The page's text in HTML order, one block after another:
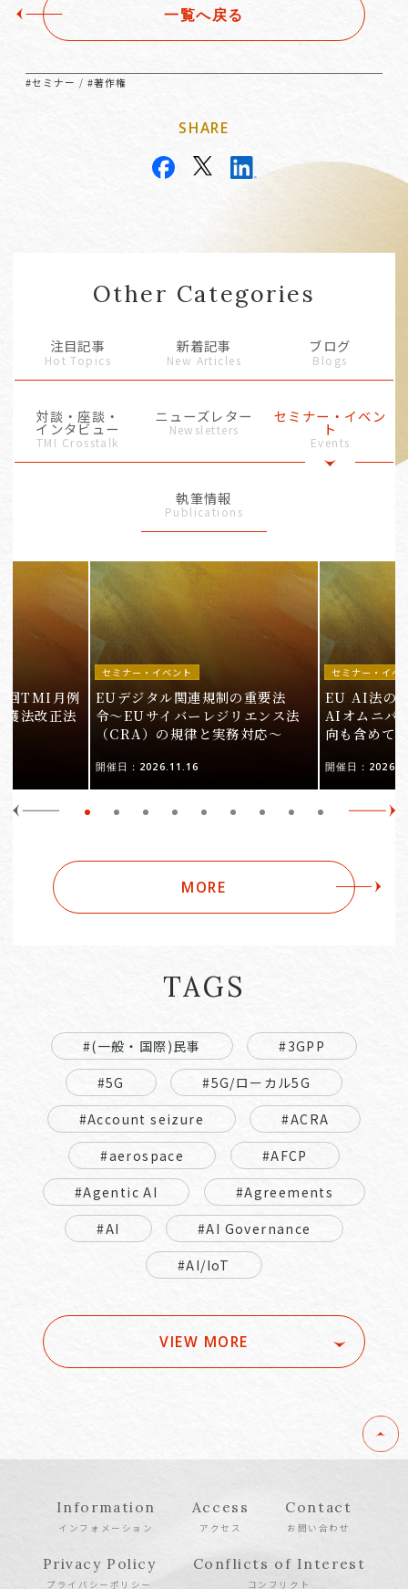
一覧へ戻る
#セミナー /#著作権
SHARE
Other Categories
注目記事
Hot Topics
新着記事
New Articles
ブログ
Blogs
対談・座談・
インタビュー
TMI Crosstalk
ニューズレター
Newsletters
セミナー・イベン
ト
Events
執筆情報
Publications
回TMI月例
護法改正法
セミナー・イベント
EUデジタル関連規制の重要法
令〜EUサイバーレジリエンス法
（CRA）の規律と実務対応〜
開催日：2026.11.16
セミナー・イベ
EU AI法の
AIオムニバ
向も含めて
開催日：
MORE
TAGS
#(一般・国際)民事
#3GPP
#5G
#5G/ローカル5G
#Account seizure
#ACRA
#aerospace
#AFCP
#Agentic AI
#Agreements
#AI
#AI Governance
#AI/IoT
VIEW MORE
Information
インフォメーション
Access
アクセス
Contact
お問い合わせ
Privacy Policy
プライバシーポリシー
Conflicts of Interest
コンフリクト